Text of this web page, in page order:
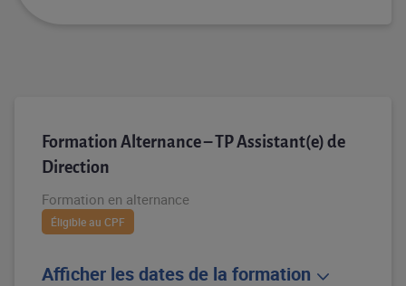
Formation Alternance – TP Assistant(e) de
Direction
Formation en alternance
Éligible au CPF
Afficher les dates de la formation